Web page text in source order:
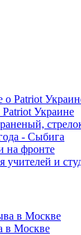
Patriot Украине
раненый,
- Сыбига
на фронте
учителей и
в Москве